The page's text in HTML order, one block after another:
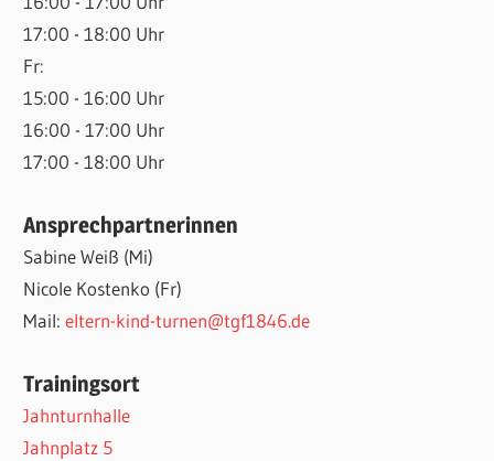
17:00 - 18:00 Uhr
Fr:
15:00 - 16:00 Uhr
16:00 - 17:00 Uhr
17:00 - 18:00 Uhr
Ansprechpartnerinnen
Sabine Weiß (Mi)
Nicole Kostenko (Fr)
Mail:eltern-kind-turnen@tgf1846.de
Trainingsort
Jahnturnhalle
Jahnplatz 5